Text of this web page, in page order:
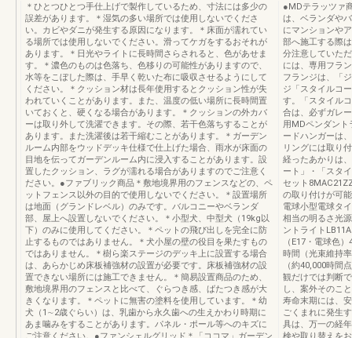
＊ひとつひとつ手仕上げで製作しているため、寸法には多少の
誤差があります。＊湿気の多い場所では使用しないでくださ
い。カビやダニが発生する原因になります。＊床面が濡れてい
る場所では使用しないでください。滑ってケガをするおそれが
あります。＊日光やライトに長時間さらされると、色があせま
す。＊濃色のものは色落ち、色移りの可能性がありますので、
水等をこぼした際は、手早く乾いた布に吸収させるようにして
ください。＊クッション材は長年使用するとクッション性が失
われていくことがあります。また、温度の低い場所に長時間置
いておくと、硬くなる場合があります。＊クッションの外カバ
ーは取り外して洗濯できます。その際、若干色落ちすることが
あります。また洗濯後は若干縮むことがあります。＊ガーデン
ルーム内部をウッドデッキ仕様で仕上げた場合、雨水が床面の
目地を伝ってガーデンルーム内に浸入することがあります。設
置したクッション、ラグが濡れる場合がありますのでご注意く
ださい。●ファブリック商品＊敷地境界用のフェンスなどの、ペ
ットフェンス以外の目的で使用しないでください。＊設置場所
は地面（グランドレベル）のみです。バルコニーやベランダ
部、屋上へ設置しないでください。＊小型犬、中型犬（19kg以
下）のみに使用してください。＊ペットの飛び出しを完全に防
止するものではありません。＊犬小屋の壁の役目を果たすもの
ではありません。＊樹ら楽ステージのデッキ上に設置する場合
は、あらかじめ床板補強材の設置が必要です。床板補強材の設
置できない場所には施工できません。＊簡易設置商品のため、
敷地境界用のフェンスと比べて、ぐらつき感、ばたつき感が大
きくなります。＊ペットに無害の塗料を使用しています。＊幼
犬（1∼2歳ぐらい）は、乳歯から永久歯への生えかわり時期に
あま噛みをすることがあります。パネル・ポール等へのキズに
ご注意ください。●ファンシェルグリッド＊「ココマ」ガーデン
●MDテラッツァ
は、ベランダや
にマンションや
部へ施工する際
分注意していた
には、専用フラ
フランジは、「
ジ「スタイルコ
す。「スタイル
合は、必ずガレ
用MDペンダント
ードハンガーは
リングには取り
経ったあかりは
ート」・「スタ
セット
の取り付けが可
電球小型電球タ
相当の明るさ光
ントライト
（E17・電球色
時間（光束維持
（約40,000時間
観だけでは判断
し、案外そのこ
寿命末期には、
ごくまれに発生
具は、万一の経
検や取り替えを